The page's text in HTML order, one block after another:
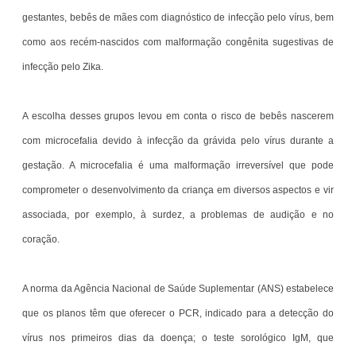
gestantes, bebês de mães com diagnóstico de infecção pelo vírus, bem
como aos recém-nascidos com malformação congênita sugestivas de
infecção pelo Zika.
A escolha desses grupos levou em conta o risco de bebês nascerem
com microcefalia devido à infecção da grávida pelo vírus durante a
gestação. A microcefalia é uma malformação irreversível que pode
comprometer o desenvolvimento da criança em diversos aspectos e vir
associada, por exemplo, à surdez, a problemas de audição e no
coração.
A norma da Agência Nacional de Saúde Suplementar (ANS) estabelece
que os planos têm que oferecer o PCR, indicado para a detecção do
vírus nos primeiros dias da doença; o teste sorológico IgM, que